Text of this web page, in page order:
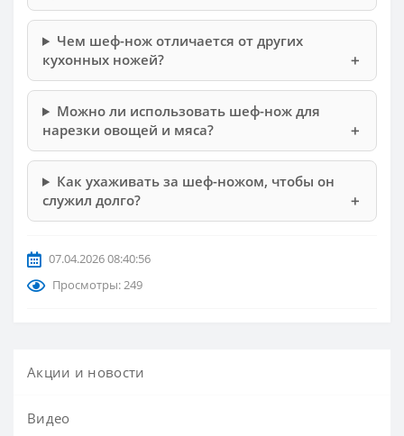
Чем шеф-нож отличается от других
кухонных ножей?
Можно ли использовать шеф-нож для
нарезки овощей и мяса?
Как ухаживать за шеф-ножом, чтобы он
служил долго?
07.04.2026 08:40:56
Просмотры: 249
Акции и новости
Видео